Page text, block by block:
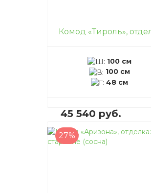
100 см
100 см
48 см
45 540 руб.
– +
27%